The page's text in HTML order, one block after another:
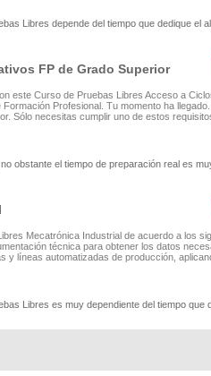
Libres depende del tiempo que dedique el
FP de Grado Superior
este Curso de Pruebas Libres Acceso a
Profesional. Tu momento ha
Sólo necesitas cumplir uno de estos
obstante el tiempo de preparación real es
Mecatrónica Industrial de acuerdo a los
técnica para obtener los datos
y líneas automatizadas de producción,
Libres es muy dependiente del tiempo que